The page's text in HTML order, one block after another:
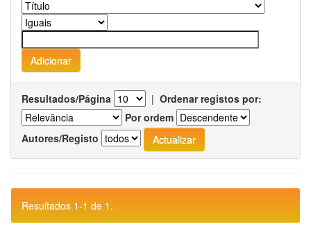
Resultados/Página | Ordenar registos por:
Por ordem
Autores/Registo
Resultados 1-1 de 1.